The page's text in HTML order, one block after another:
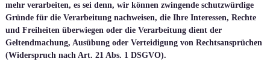
mehr verarbeiten, es sei denn, wir können zwingende schutzwürdige
Gründe für die Verarbeitung nachweisen, die Ihre Interessen, Rechte
und Freiheiten überwiegen oder die Verarbeitung dient der
Geltendmachung, Ausübung oder Verteidigung von Rechtsansprüchen
(Widerspruch nach Art. 21 Abs. 1 DSGVO).